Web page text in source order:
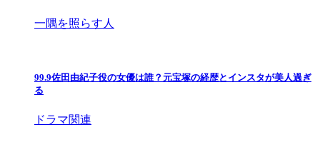
一隅を照らす人
99.9佐田由紀子役の女優は誰？元宝塚の経歴とインスタが美人過ぎ
る
ドラマ関連